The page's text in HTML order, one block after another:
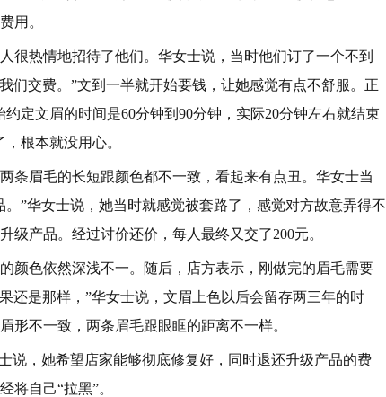
用。
很热情地招待了他们。华女士说，当时他们订了一个不到
们交费。”文到一半就开始要钱，让她感觉有点不舒服。正
定文眉的时间是60分钟到90分钟，实际20分钟左右就结束
根本就没用心。
条眉毛的长短跟颜色都不一致，看起来有点丑。华女士当
”华女士说，她当时就感觉被套路了，感觉对方故意弄得不
产品。经过讨价还价，每人最终又交了200元。
颜色依然深浅不一。随后，店方表示，刚做完的眉毛需要
还是那样，”华女士说，文眉上色以后会留存两三年的时
形不一致，两条眉毛跟眼眶的距离不一样。
说，她希望店家能够彻底修复好，同时退还升级产品的费
将自己“拉黑”。